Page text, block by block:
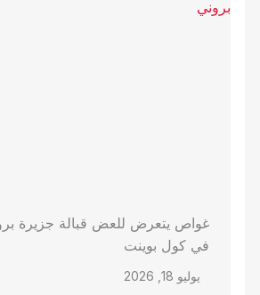
غواص يتعرض للعض قبالة جزيرة
في كول بوينت
يوليو 18, 2026